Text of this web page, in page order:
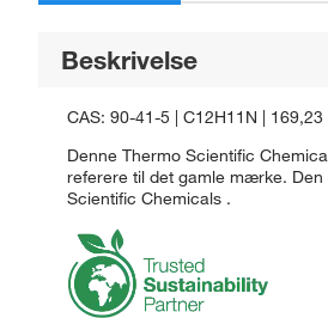
Beskrivelse
CAS: 90-41-5 | C12H11N |
Denne Thermo Scientific
referere til det gamle mærke.
Scientific Chemicals .